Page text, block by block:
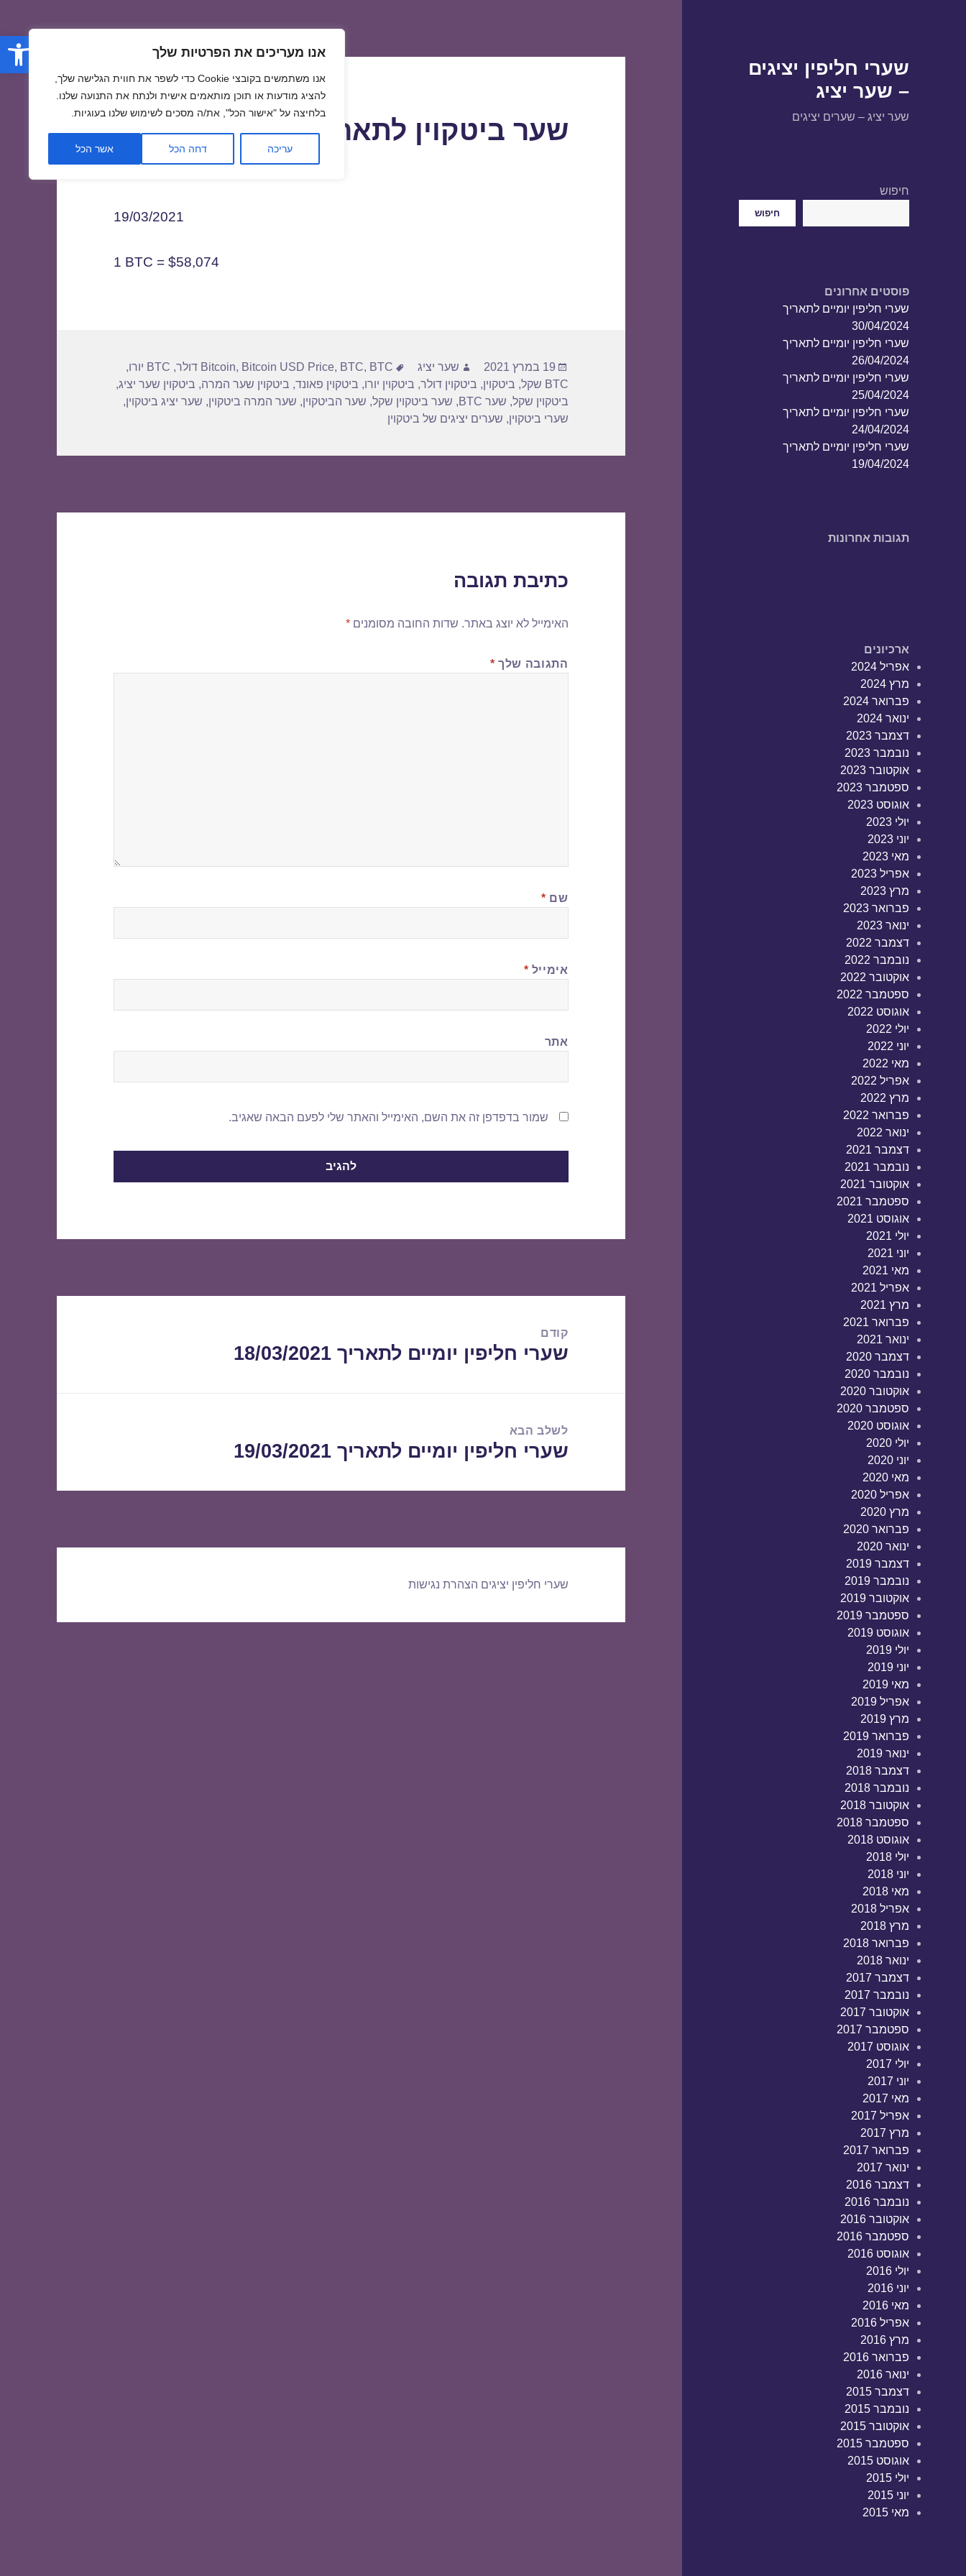
פתח אנו מעריכים את הפרטיות שלך
אנו משתמשים בקובצי Cookie כדי לשפר את חווית הגלישה שלך,
להציג מודעות או תוכן מותאמים אישית ולנתח את התנועה שלנו.
בלחיצה על "אישור הכל", את/ה מסכים לשימוש שלנו בעוגיות.
עריכה דחה הכל אשר הכל
שערי חליפין יציגים
– שער יציג
שער יציג – שערים יציגים
חיפוש
חיפוש
פוסטים אחרונים
שערי חליפין יומיים לתאריך
30/04/2024
שערי חליפין יומיים לתאריך
26/04/2024
שערי חליפין יומיים לתאריך
25/04/2024
שערי חליפין יומיים לתאריך
24/04/2024
שערי חליפין יומיים לתאריך
19/04/2024
תגובות אחרונות
ארכיונים
אפריל 2024
מרץ 2024
פברואר 2024
ינואר 2024
דצמבר 2023
נובמבר 2023
אוקטובר 2023
ספטמבר 2023
אוגוסט 2023
יולי 2023
יוני 2023
מאי 2023
אפריל 2023
מרץ 2023
פברואר 2023
ינואר 2023
דצמבר 2022
נובמבר 2022
אוקטובר 2022
ספטמבר 2022
אוגוסט 2022
יולי 2022
יוני 2022
מאי 2022
אפריל 2022
מרץ 2022
פברואר 2022
ינואר 2022
דצמבר 2021
נובמבר 2021
אוקטובר 2021
ספטמבר 2021
אוגוסט 2021
יולי 2021
יוני 2021
מאי 2021
אפריל 2021
מרץ 2021
פברואר 2021
ינואר 2021
דצמבר 2020
נובמבר 2020
אוקטובר 2020
ספטמבר 2020
אוגוסט 2020
יולי 2020
יוני 2020
מאי 2020
אפריל 2020
מרץ 2020
פברואר 2020
ינואר 2020
דצמבר 2019
נובמבר 2019
אוקטובר 2019
ספטמבר 2019
אוגוסט 2019
יולי 2019
יוני 2019
מאי 2019
אפריל 2019
מרץ 2019
פברואר 2019
ינואר 2019
דצמבר 2018
נובמבר 2018
אוקטובר 2018
ספטמבר 2018
אוגוסט 2018
יולי 2018
יוני 2018
מאי 2018
אפריל 2018
מרץ 2018
פברואר 2018
ינואר 2018
דצמבר 2017
נובמבר 2017
אוקטובר 2017
ספטמבר 2017
אוגוסט 2017
יולי 2017
יוני 2017
מאי 2017
אפריל 2017
מרץ 2017
פברואר 2017
ינואר 2017
דצמבר 2016
נובמבר 2016
אוקטובר 2016
ספטמבר 2016
אוגוסט 2016
יולי 2016
יוני 2016
מאי 2016
אפריל 2016
מרץ 2016
פברואר 2016
ינואר 2016
דצמבר 2015
נובמבר 2015
אוקטובר 2015
ספטמבר 2015
אוגוסט 2015
יולי 2015
יוני 2015
מאי 2015
שער ביטקוין לתאריך 19/03/2021
19/03/2021
1 BTC = $58,074
פורסם
בתאריך
19 במרץ 2021 מחבר
שער יציג תגיות Bitcoin, Bitcoin USD Price, BTC, BTC דולר , BTC יורו
,
BTC שקל
, ביטקוין, ביטקוין דולר, ביטקוין יורו, ביטקוין פאונד, ביטקוין שער המרה, ביטקוין שער יציג,
ביטקוין שקל, שער BTC , שער ביטקוין שקל, שער הביטקוין, שער המרה ביטקוין, שער יציג ביטקוין,
שערי ביטקוין, שערים יציגים של ביטקוין
כתיבת תגובה
האימייל לא יוצג באתר. שדות החובה מסומנים*
התגובה שלך *
שם *
אימייל *
אתר
שמור בדפדפן זה את השם, האימייל והאתר שלי לפעם הבאה שאגיב.
קודם
הפוסט
שערי חליפין יומיים לתאריך 18/03/2021
לשלב הבא
הפוסט
שערי חליפין יומיים לתאריך 19/03/2021
שערי חליפין יציגים הצהרת נגישות